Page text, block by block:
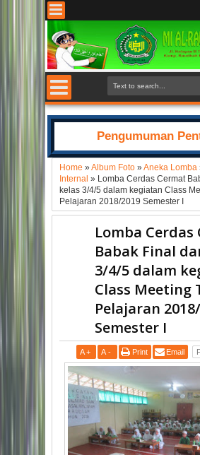
Pengumuman
Home »Album Foto »Aneka Lomba
Internal » Lomba Cerdas Cermat
kelas 3/4/5 dalam kegiatan Class
Pelajaran 2018/2019 Semester I
Lomba Cerdas
Babak Final
3/4/5 dalam
Class Meeting
Pelajaran
Semester I
A + A - Print Email